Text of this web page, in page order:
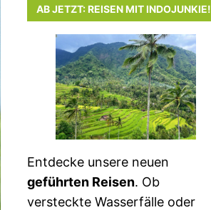
AB JETZT: REISEN MIT INDOJUNKIE!
Entdecke unsere neuen
geführten Reisen. Ob
versteckte Wasserfälle oder